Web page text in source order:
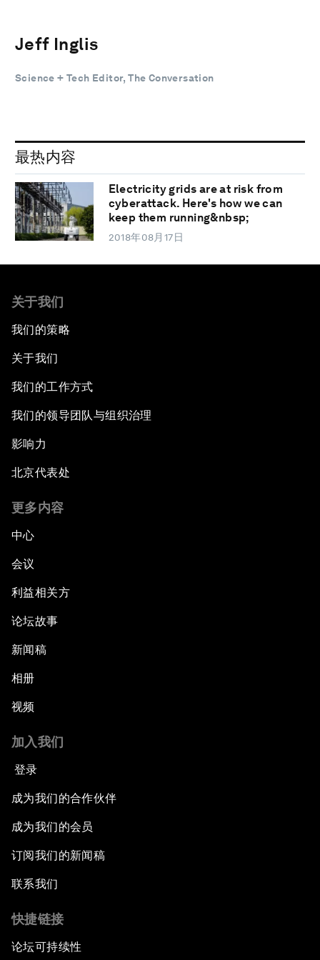
Jeff Inglis
Science + Tech Editor, The Conversation
最热内容
Electricity grids are at risk from
cyberattack. Here's how we can
keep them running&nbsp;
2018年08月17日
关于我们
我们的策略
关于我们
我们的工作方式
我们的领导团队与组织治理
影响力
北京代表处
更多内容
中心
会议
利益相关方
论坛故事
新闻稿
相册
视频
加入我们
登录
成为我们的合作伙伴
成为我们的会员
订阅我们的新闻稿
联系我们
快捷链接
论坛可持续性